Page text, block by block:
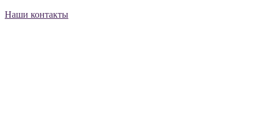
Наши контакты